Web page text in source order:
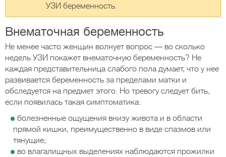
УЗИ беременность.
Внематочная беременность
Не менее часто женщин волнует вопрос — во сколько
недель УЗИ покажет внематочную беременность? Не
каждая представительница слабого пола думает, что у нее
развивается беременность за пределами матки и
обследуется на предмет этого. Но тревогу следует бить,
если появилась такая симптоматика:
болезненные ощущения внизу живота и в области
прямой кишки, преимущественно в виде спазмов или
тянущие;
во влагалищных выделениях наблюдаются прожилки